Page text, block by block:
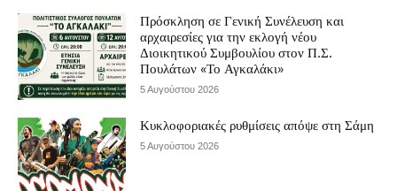
Πρόσκληση σε Γενική Συνέλευση και
αρχαιρεσίες για την εκλογή νέου
Διοικητικού Συμβουλίου στον Π.Σ.
Πουλάτων «Το Αγκαλάκι»
5 Αυγούστου 2026
Κυκλοφοριακές ρυθμίσεις απόψε στη Σάμη
5 Αυγούστου 2026